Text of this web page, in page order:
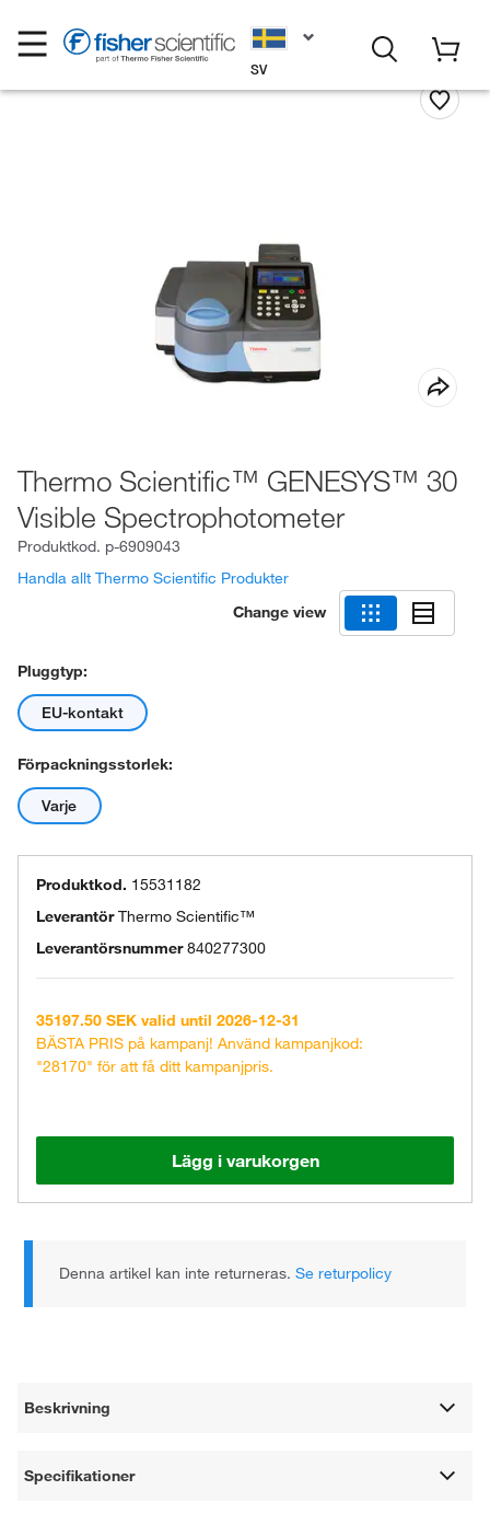
SV
Thermo Scientific™ GENESYS™ 30
Visible Spectrophotometer
Produktkod. p-6909043
Handla allt Thermo Scientific Produkter
Change view
Pluggtyp:
EU-kontakt
Förpackningsstorlek:
Varje
Produktkod. 15531182
LeverantörThermo Scientific™
Leverantörsnummer 840277300
35197.50 SEK valid until 2026-12-31
BÄSTA PRIS på kampanj! Använd kampanjkod:
"28170" för att få ditt kampanjpris.
Lägg i varukorgen
Denna artikel kan inte returneras.Se returpolicy
Beskrivning
Specifikationer